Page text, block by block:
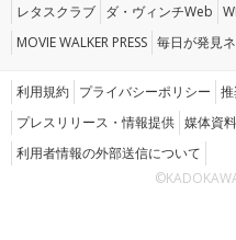
レタスクラブ ダ・ヴィンチWeb
MOVIE WALKER PRESS 毎日が発見
利用規約 プライバシーポリシー
プレスリリース・情報提供 媒体資料
利用者情報の外部送信について